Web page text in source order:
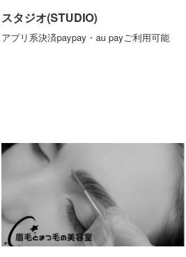
スタジオ(STUDIO)
アプリ系決済paypay・au payご利用可能